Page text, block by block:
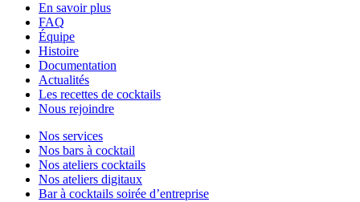
En savoir plus
FAQ
Équipe
Histoire
Documentation
Actualités
Les recettes de cocktails
Nous rejoindre
Nos services
Nos bars à cocktail
Nos ateliers cocktails
Nos ateliers digitaux
Bar à cocktails soirée d’entreprise